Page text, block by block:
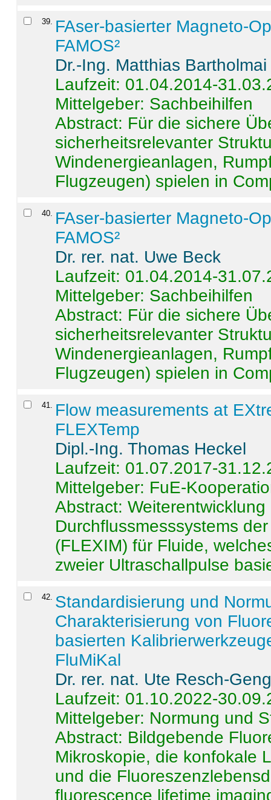
39. FAser-basierter Magneto-
FAMOS²
Dr.-Ing. Matthias Bartholmai
Laufzeit: 01.04.2014-
Mittelgeber: Sachbeihilfen
Abstract: Für die sichere
sicherheitsrelevanter
Windenergieanlagen,
Flugzeugen) spielen in
40. FAser-basierter Magneto-
FAMOS²
Dr. rer. nat. Uwe Beck
Laufzeit: 01.04.2014-
Mittelgeber: Sachbeihilfen
Abstract: Für die sichere
sicherheitsrelevanter
Windenergieanlagen,
Flugzeugen) spielen in
41. Flow measurements at
FLEXTemp
Dipl.-Ing. Thomas Heckel
Laufzeit: 01.07.2017-
Mittelgeber: FuE-
Abstract:
Durchflussmesssystems
(FLEXIM) für Fluide,
zweier Ultraschallpulse
42. Standardisierung und
Charakterisierung von
basierten
FluMiKal
Dr. rer. nat. Ute Resch-
Laufzeit: 01.10.2022-
Mittelgeber: Normung und
Abstract: Bildgebende
Mikroskopie, die konfokale
und die
fluorescence lifetime